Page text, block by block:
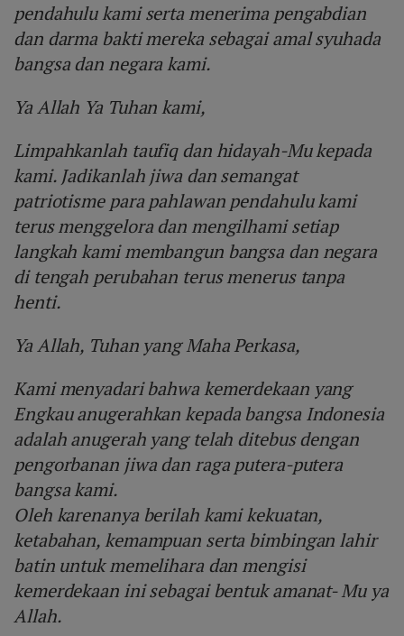
pendahulu kami serta menerima pengabdian
dan darma bakti mereka sebagai amal syuhada
bangsa dan negara kami.
Ya Allah Ya Tuhan kami,
Limpahkanlah taufiq dan hidayah-Mu kepada
kami. Jadikanlah jiwa dan semangat
patriotisme para pahlawan pendahulu kami
terus menggelora dan mengilhami setiap
langkah kami membangun bangsa dan negara
di tengah perubahan terus menerus tanpa
henti.
Ya Allah, Tuhan yang Maha Perkasa,
Kami menyadari bahwa kemerdekaan yang
Engkau anugerahkan kepada bangsa Indonesia
adalah anugerah yang telah ditebus dengan
pengorbanan jiwa dan raga putera-putera
bangsa kami.
Oleh karenanya berilah kami kekuatan,
ketabahan, kemampuan serta bimbingan lahir
batin untuk memelihara dan mengisi
kemerdekaan ini sebagai bentuk amanat- Mu ya
Allah.